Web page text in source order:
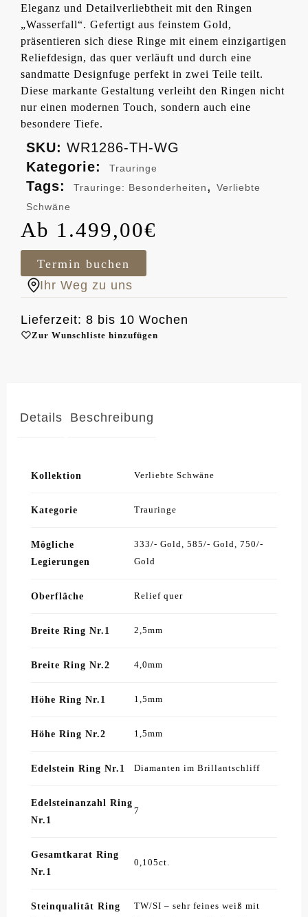
Eleganz und Detailverliebtheit mit den Ringen
„Wasserfall“. Gefertigt aus feinstem Gold,
präsentieren sich diese Ringe mit einem einzigartigen
Reliefdesign, das quer verläuft und durch eine
sandmatte Designfuge perfekt in zwei Teile teilt.
Diese markante Gestaltung verleiht den Ringen nicht
nur einen modernen Touch, sondern auch eine
besondere Tiefe.
SKU: WR1286-TH-WG
Kategorie:
Trauringe
Tags: Trauringe: Besonderheiten,
Verliebte
Schwäne
1.499,00€
Termin buchen
Ihr Weg zu uns
Lieferzeit: 8 bis 10 Wochen
Zur Wunschliste hinzufügen
Details Beschreibung
Kollektion Verliebte Schwäne
Kategorie Trauringe
Mögliche
Legierungen
333/- Gold, 585/- Gold, 750/-
Gold
Oberfläche Relief quer
Breite Ring Nr.1 2,5mm
Breite Ring Nr.2 4,0mm
Höhe Ring Nr.1 1,5mm
Höhe Ring Nr.2 1,5mm
Edelstein Ring Nr.1 Diamanten im Brillantschliff
Edelsteinanzahl Ring
Nr.1
7
Gesamtkarat Ring
Nr.1
0,105ct.
Steinqualität Ring
TW/SI – sehr feines weiß mit